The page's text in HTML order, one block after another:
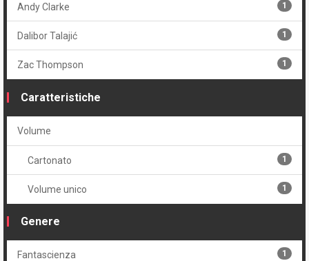
Andy Clarke 1
Dalibor Talajić 1
Zac Thompson 1
Caratteristiche
Volume
Cartonato 1
Volume unico 1
Genere
Fantascienza 1